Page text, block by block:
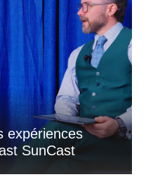
expériences
SunCast